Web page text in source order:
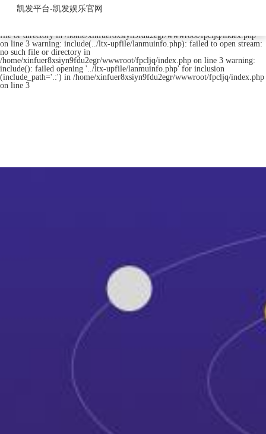
fpc连接器-凯发平台
file or directory in /home/xinfuer8xsiyn9fdu2egr/wwwroot/fpcljq/index.php
on line 3 warning: include(../ltx-upfile/lanmuinfo.php): failed to open stream:
no such file or directory in
/home/xinfuer8xsiyn9fdu2egr/wwwroot/fpcljq/index.php on line 3 warning:
include(): failed opening '../ltx-upfile/lanmuinfo.php' for inclusion
(include_path='.:') in /home/xinfuer8xsiyn9fdu2egr/wwwroot/fpcljq/index.php
on line 3
凯发平台-凯发娱乐官网